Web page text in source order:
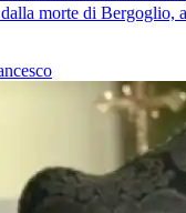
morte di Bergoglio,